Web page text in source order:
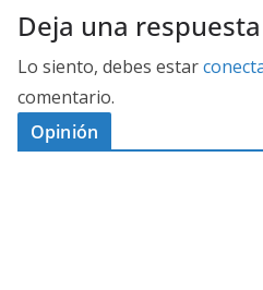
Deja una respuesta
Lo siento, debes estar
comentario.
Opinión